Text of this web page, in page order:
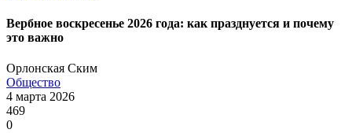
Вербное воскресенье 2026 года: как празднуется и почему
это важно
Орлонская Ским
Общество
4 марта 2026
469
0